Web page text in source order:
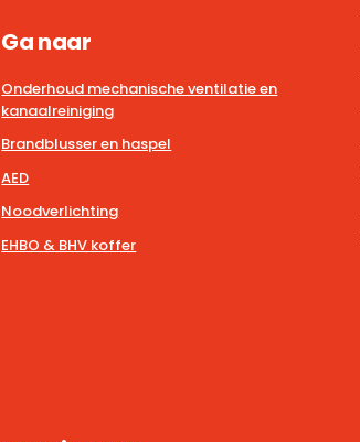
Ga naar
Onderhoud mechanische ventilatie en
kanaalreiniging
Brandblusser en haspel
AED
Noodverlichting
EHBO & BHV koffer